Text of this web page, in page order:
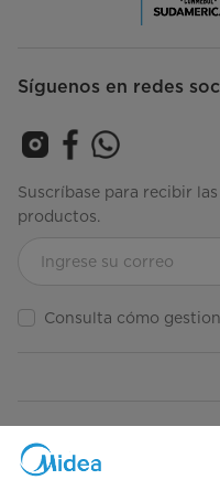
Síguenos en redes
Suscríbase para recibir
productos.
Consulta cómo
Derechos Reservados 2025